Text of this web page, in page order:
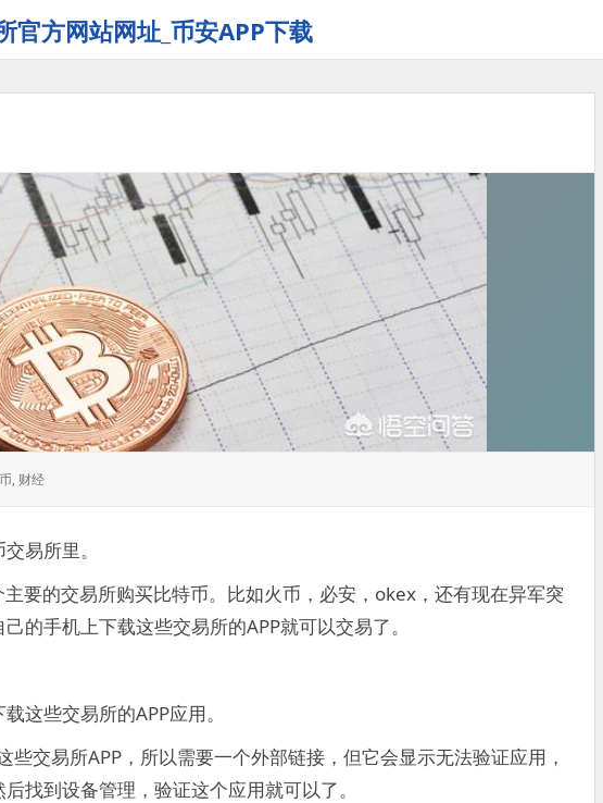
官方网站网址_币安APP下载
, 财经
易所里。
要的交易所购买比特币。比如火币，必安，okex，还有现在异军突
的手机上下载这些交易所的APP就可以交易了。
这些交易所的APP应用。
交易所APP，所以需要一个外部链接，但它会显示无法验证应用，
找到设备管理，验证这个应用就可以了。